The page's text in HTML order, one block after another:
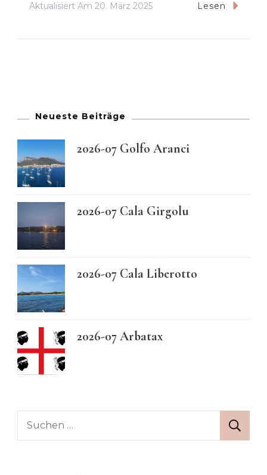
Aktualisiert Am 20. März 2025 Lesen
Neueste Beiträge
2026-07 Golfo Aranci
2026-07 Cala Girgolu
2026-07 Cala Liberotto
2026-07 Arbatax
Suchen